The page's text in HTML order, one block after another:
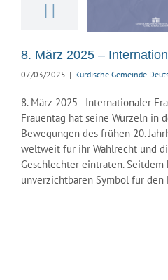
8. März 2025 –
07/03/2025 | Kurdische Gemeinde
8. März 2025 - Internationaler
Frauentag hat seine Wurzeln in
Bewegungen des frühen 20.
weltweit für ihr Wahlrecht und
Geschlechter eintraten.
unverzichtbaren Symbol für